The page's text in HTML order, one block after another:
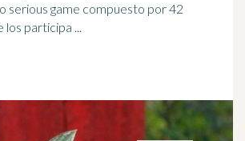
serious game compuesto por 42
los participa ...